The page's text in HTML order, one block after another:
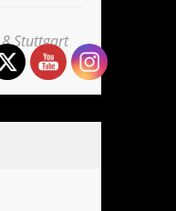
Stuttgart